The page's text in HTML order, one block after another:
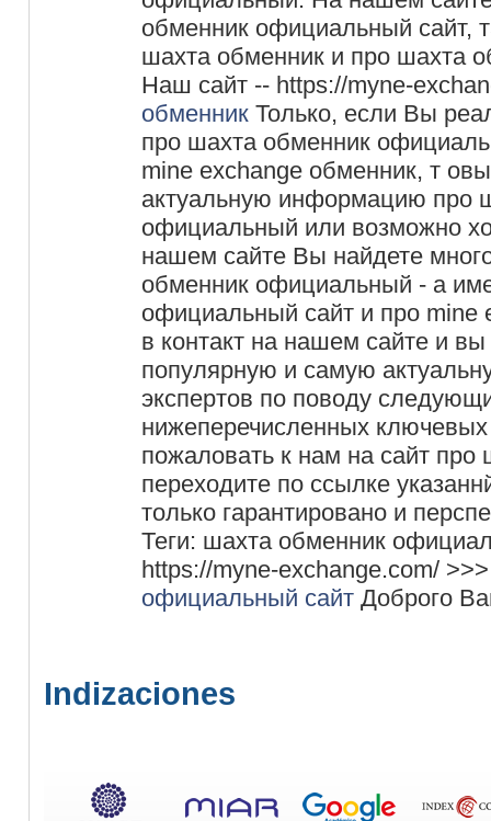
обменник официальный сайт,
шахта обменник и про шахта
Наш сайт -- https://myne-
обменникТолько, если Вы
про шахта обменник
mine exchange обменник, т
актуальную информацию про
официальный или возможно
нашем сайте Вы найдете
обменник официальный - а
официальный сайт и про mine
в контакт на нашем сайте и
популярную и самую
экспертов по поводу
нижеперечисленных
пожаловать к нам на сайт про
переходите по ссылке
только гарантировано и
Теги: шахта обменник
https://myne-exchange.com/
официальный сайтДоброго
Indizaciones